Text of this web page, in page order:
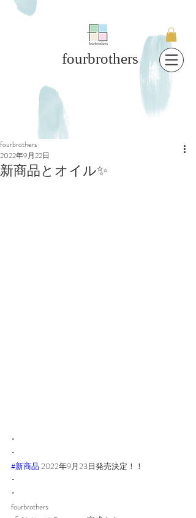
fourbrothers
新商品とオイル✨
fourbrothers
2022年9月22日
･
･
#新商品 2022年9月23日発売決定！！
･
･
fourbrothers